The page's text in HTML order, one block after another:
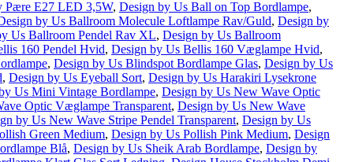
Pære E27 LED 3,5W, Design by Us Ball on Top Bordlampe,
by Us Ballroom Molecule Loftlampe Rav/Guld, Design by
Us Ballroom Pendel Rav XL, Design by Us Ballroom
160 Pendel Hvid, Design by Us Bellis 160 Væglampe Hvid,
, Design by Us Blindspot Bordlampe Glas, Design by Us
, Design by Us Eyeball Sort, Design by Us Harakiri Lysekrone
Us Mini Vintage Bordlampe, Design by Us New Wave Optic
Optic Væglampe Transparent, Design by Us New Wave
by Us New Wave Stripe Pendel Transparent, Design by Us
Green Medium, Design by Us Pollish Pink Medium, Design
Blå, Design by Us Sheik Arab Bordlampe, Design by